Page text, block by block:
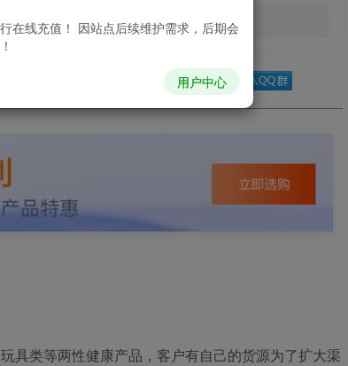
处，请第一时间联系我们删除！
，请第一时间联系我们删除！ Q群：
具类等两性健康产品，客户有自己的货源为了扩大渠
在线充值！ 因站点后续维护需求，后期会
用户中心